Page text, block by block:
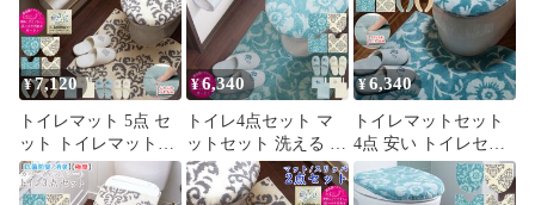
¥7,120
トイレマット 5点 セ
ット トイレマットセ
ット フタカバー 兼用
ペーパーホルダーカ
¥6,340
トイレ4点セット マ
ットセット 洗える 抗
菌 防臭 消臭 兼用 フ
タカバー スリッパ ホ
¥6,340
トイレマットセット
4点 安い トイレセッ
ト 洗える 兼用フタカ
バー トイレマット ス